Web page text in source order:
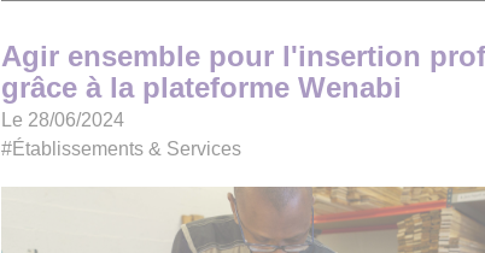
Agir ensemble pour l'insertion
grâce à la plateforme Wenabi
Le 28/06/2024
#Établissements & Services